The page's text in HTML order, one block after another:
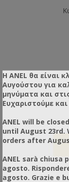
Η ANEL θα είναι
Αυγούστου για
μηνύματα και
Ευχαριστούμε
ANEL will be
until August 23rd.
orders after
ANEL sarà chiusa
agosto.
agosto. Grazie e